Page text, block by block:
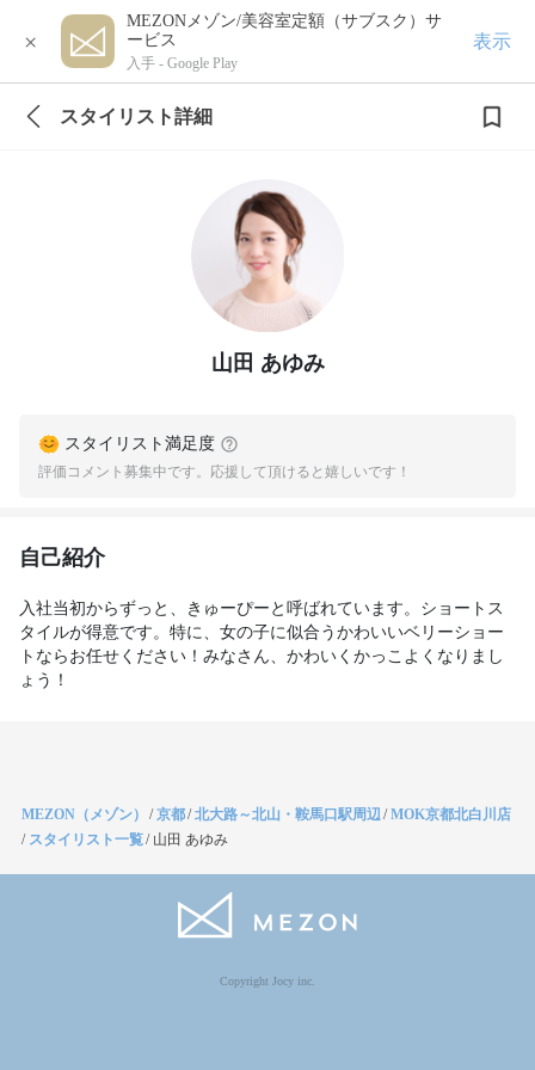
×
MEZONメゾン/美容室定額（サブスク）サ
ービス
入手 - Google Play
表示
スタイリスト詳細
山田 あゆみ
スタイリスト満足度
評価コメント募集中です。応援して頂けると嬉しいです！
自己紹介
入社当初からずっと、きゅーぴーと呼ばれています。ショートス
タイルが得意です。特に、女の子に似合うかわいいベリーショー
トならお任せください！みなさん、かわいくかっこよくなりまし
ょう！
MEZON（メゾン） /京都/北大路～北山・鞍馬口駅周辺/MOK京都北白川店
/ スタイリスト一覧/ 山田 あゆみ
Copyright Jocy inc.